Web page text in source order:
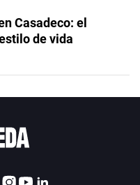
Casadeco: el
de vida